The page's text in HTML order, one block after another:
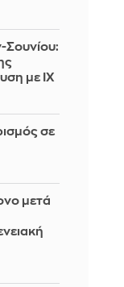
με ΙΧ
σε
μετά